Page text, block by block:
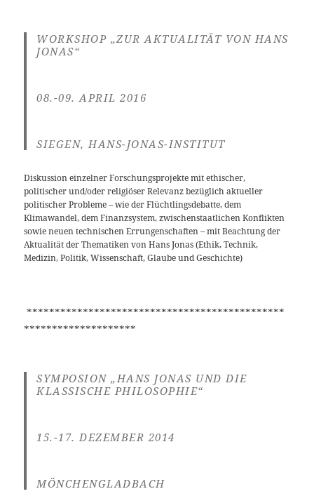
WORKSHOP „ZUR AKTUALITÄT VON HANS
JONAS“
08.-09. APRIL 2016
SIEGEN, HANS-JONAS-INSTITUT
Diskussion einzelner Forschungsprojekte mit ethischer,
politischer und/oder religiöser Relevanz bezüglich aktueller
politischer Probleme – wie der Flüchtlingsdebatte, dem
Klimawandel, dem Finanzsystem, zwischenstaatlichen Konflikten
sowie neuen technischen Errungenschaften – mit Beachtung der
Aktualität der Thematiken von Hans Jonas (Ethik, Technik,
Medizin, Politik, Wissenschaft, Glaube und Geschichte)
**********************************************
********************
SYMPOSION „HANS JONAS UND DIE
KLASSISCHE PHILOSOPHIE“
15.-17. DEZEMBER 2014
MÖNCHENGLADBACH